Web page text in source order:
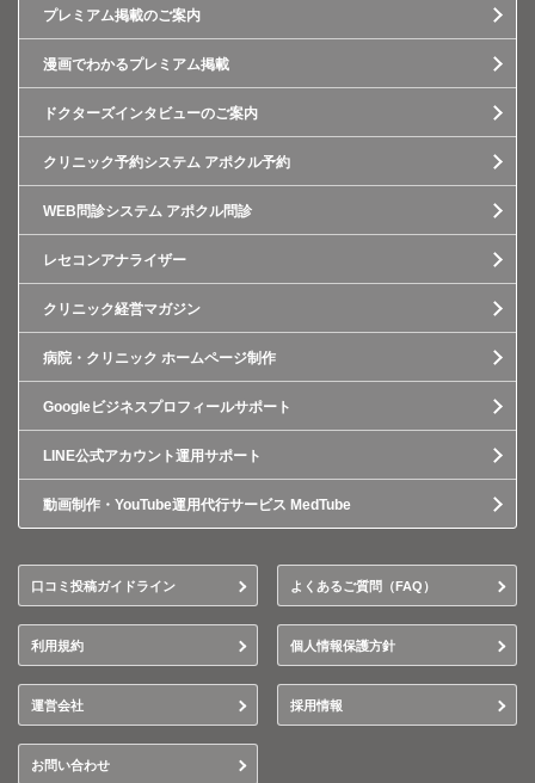
プレミアム掲載のご案内
漫画でわかるプレミアム掲載
ドクターズインタビューのご案内
クリニック予約システム アポクル予約
WEB問診システム アポクル問診
レセコンアナライザー
クリニック経営マガジン
病院・クリニック ホームページ制作
Googleビジネスプロフィールサポート
LINE公式アカウント運用サポート
動画制作・YouTube運用代行サービス MedTube
口コミ投稿ガイドライン よくあるご質問（FAQ）
利用規約 個人情報保護方針
運営会社 採用情報
お問い合わせ